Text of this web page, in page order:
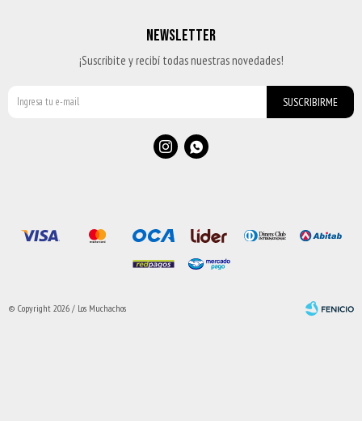
NEWSLETTER
¡Suscribite y recibí todas nuestras novedades!
SUSCRIBIRME
 
© Copyright 2026 / Los Muchachos